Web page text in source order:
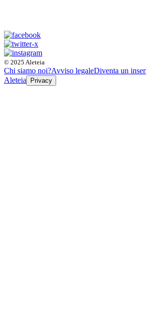
© 2025 Aleteia
Chi siamo noi?Avviso legaleDiventa un
Aleteia
Privacy